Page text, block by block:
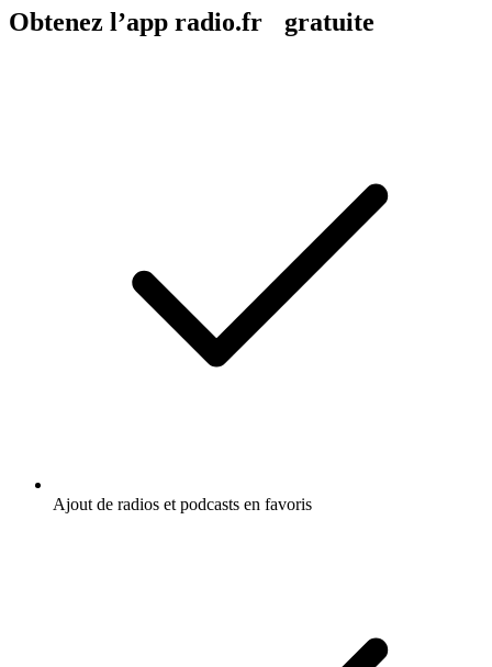
Obtenez l’app radio.fr gratuite
Ajout de radios et podcasts en favoris